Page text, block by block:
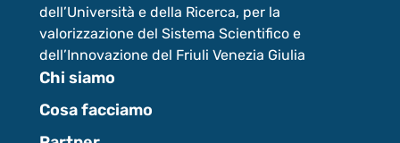
dell’Università e della Ricerca, per la
valorizzazione del Sistema Scientifico e
dell’Innovazione del Friuli Venezia Giulia
Chi siamo
Cosa facciamo